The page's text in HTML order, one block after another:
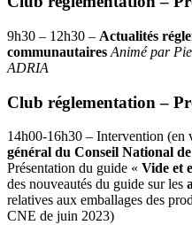
9h30 – 12h30 – Actualités
communautaires Animé par
ADRIA
Club réglementation –
14h00-16h30 – Intervention (en
général du Conseil National
Présentation du guide « Vide et
des nouveautés du guide sur les a
relatives aux emballages des
CNE de juin 2023)